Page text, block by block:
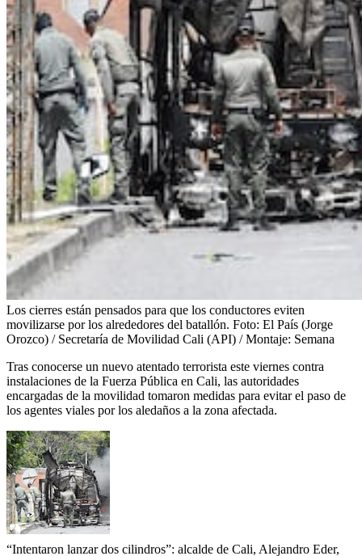
Los cierres están pensados para que los conductores eviten
movilizarse por los alrededores del batallón. Foto: El País (Jorge
Orozco) / Secretaría de Movilidad Cali (API) / Montaje: Semana
Tras conocerse un nuevo atentado terrorista este viernes contra
instalaciones de la Fuerza Pública en Cali, las autoridades
encargadas de la movilidad tomaron medidas para evitar el paso de
los agentes viales por los aledaños a la zona afectada.
“Intentaron lanzar dos cilindros”: alcalde de Cali, Alejandro Eder,